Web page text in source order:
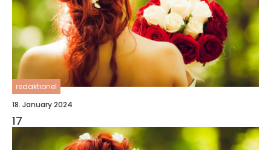
redaktionel
18. January 2024
17